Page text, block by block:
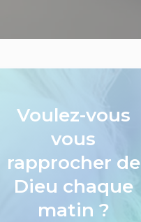
Voulez-vous
vous
rapprocher de
Dieu chaque
matin ?